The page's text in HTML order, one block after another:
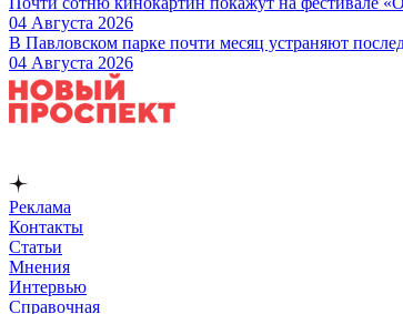
04 Августа 2026
В Павловском парке почти месяц устраняют
04 Августа 2026
Реклама
Контакты
Статьи
Мнения
Интервью
Справочная